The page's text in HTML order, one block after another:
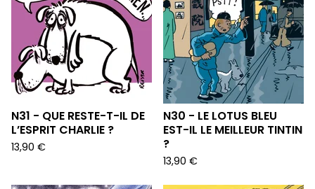
N31 - QUE RESTE-T-IL DE
L’ESPRIT CHARLIE ?
13,90 €
N30 - LE LOTUS BLEU
EST-IL LE MEILLEUR TINTIN
?
13,90 €